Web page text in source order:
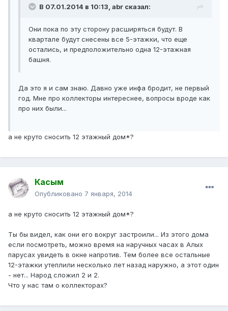
В 07.01.2014 в 10:13, abr сказал:
Они пока по эту сторону расширяться будут. В
квартале будут снесены все 5-этажки, что еще
остались, и предположительно одна 12-этажная
башня.
Да это я и сам знаю. Давно уже инфа бродит, не первый
год. Мне про коллекторы интереснее, вопросы вроде как
про них были...
а не круто сносить 12 этажный дом*?
Касым
Опубликовано 7 января, 2014
а не круто сносить 12 этажный дом*?
Ты бы видел, как они его вокруг застроили... Из этого дома
если посмотреть, можно время на наручных часах в Алых
парусах увидеть в окне напротив. Тем более все остальные
12-этажки утеплили несколько лет назад наружно, а этот один
- нет... Народ сложил 2 и 2.
Что у нас там о коллекторах?